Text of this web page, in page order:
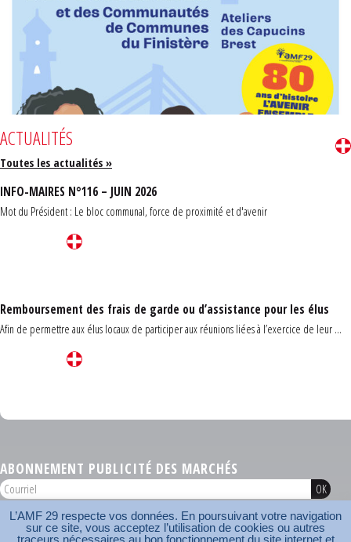
ACTUALITÉS
Toutes les actualités »
INFO-MAIRES N°116 – JUIN 2026
Mot du Président : Le bloc communal, force de proximité et d'avenir
Remboursement des frais de garde ou d’assistance pour les élus
Afin de permettre aux élus locaux de participer aux réunions liées à l’exercice de leur ...
ABONNEMENT PUBLICITÉ DES MARCHÉS
AMF 29 © 2026
Plan du site Nos coordonnées Mentions légales Contact
L’AMF 29 respecte vos données. En poursuivant votre navigation
sur ce site, vous acceptez l’utilisation de cookies ou autres
traceurs nécessaires au bon fonctionnement du site internet et